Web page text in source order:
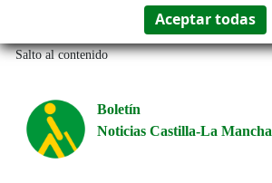
Salto al contenido
Boletín
Noticias Castilla-La Mancha